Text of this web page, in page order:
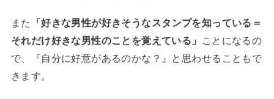
また
「好きな男性が好きそうなスタンプを知っている＝
それだけ好きな男性のことを覚えている」
ことになるの
で、『自分に好意があるのかな？』と思わせることもで
きます。